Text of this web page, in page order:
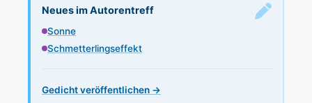
Neues im Autorentreff
Sonne
Schmetterlingseffekt
Gedicht veröffentlichen →